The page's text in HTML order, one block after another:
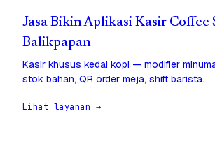
Jasa Bikin Aplikasi Kasir Coffee
Balikpapan
Kasir khusus kedai kopi — modifier
stok bahan, QR order meja, shift barista.
Lihat layanan →